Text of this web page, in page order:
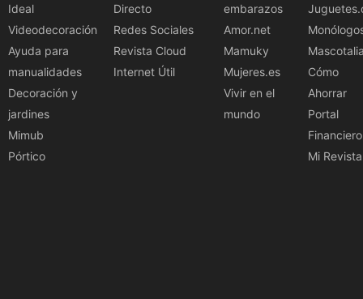
Ideal
Videodecoración
Ayuda para
manualidades
Decoración y
jardines
Mimub
Pórtico
Directo
Redes Sociales
Revista Cloud
Internet Útil
embarazos
Amor.net
Mamuky
Mujeres.es
Vivir en el
mundo
Cómo
Ahorrar
Portal
Financiero
Mi Revista